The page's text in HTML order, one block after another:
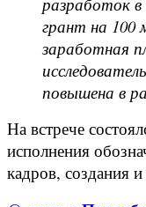
грант на 100
заработная
повышена в
На встрече
исполнения
кадров, создания